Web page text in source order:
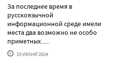
За последнее время в
русскоязычной
информационной среде имели
места два возможно не особо
приметных......
19 ИЮНЯ'2024